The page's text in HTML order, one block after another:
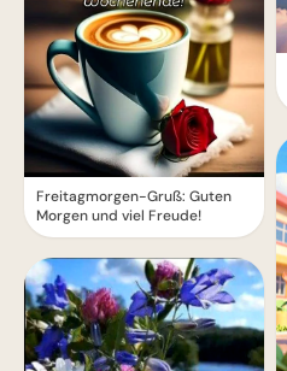
Freitagmorgen-Gruß: Guten
Morgen und viel Freude!